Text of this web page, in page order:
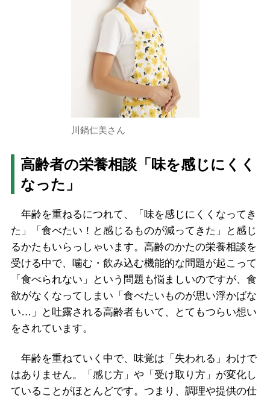
川鍋仁美さん
高齢者の栄養相談「味を感じにくく
なった」
年齢を重ねるにつれて、「味を感じにくくなってき
た」「食べたい！と感じるものが減ってきた」と感じ
るかたもいらっしゃいます。高齢のかたの栄養相談を
受ける中で、噛む・飲み込む機能的な問題が起こって
「食べられない」という問題も悩ましいのですが、食
欲がなくなってしまい「食べたいものが思い浮かばな
い…」と吐露される高齢者もいて、とてもつらい想い
をされています。
年齢を重ねていく中で、味覚は「失われる」わけで
はありません。「感じ方」や「受け取り方」が変化し
ていることがほとんどです。つまり、調理や提供の仕